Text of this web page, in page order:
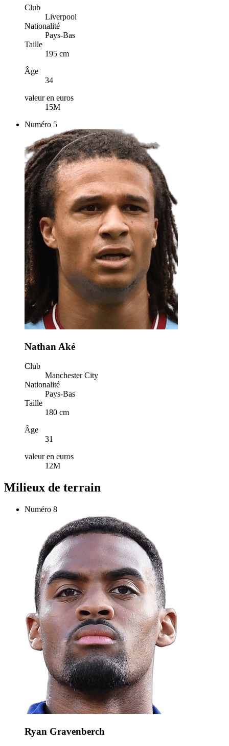
Club
Liverpool
Nationalité
Pays-Bas
Taille
195 cm
Âge
34
valeur en euros
15M
Numéro 5
Nathan Aké
Club
Manchester City
Nationalité
Pays-Bas
Taille
180 cm
Âge
31
valeur en euros
12M
Milieux de terrain
Numéro 8
Ryan Gravenberch